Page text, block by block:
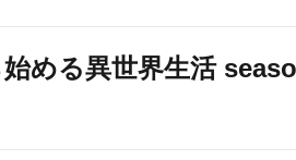
める異世界生活